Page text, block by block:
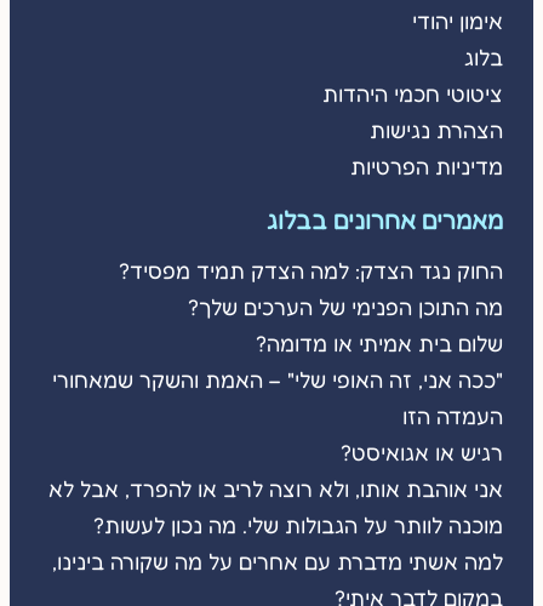
אימון יהודי
בלוג
ציטוטי חכמי היהדות
הצהרת נגישות
מדיניות הפרטיות
מאמרים אחרונים בבלוג
החוק נגד הצדק: למה הצדק תמיד מפסיד?
מה התוכן הפנימי של הערכים שלך?
שלום בית אמיתי או מדומה?
"ככה אני, זה האופי שלי" – האמת והשקר שמאחורי
העמדה הזו
רגיש או אגואיסט?
אני אוהבת אותו, ולא רוצה לריב או להפרד, אבל לא
מוכנה לוותר על הגבולות שלי. מה נכון לעשות?
למה אשתי מדברת עם אחרים על מה שקורה בינינו,
במקום לדבר איתי?